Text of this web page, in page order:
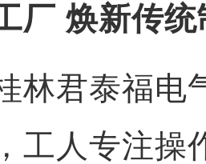
厂 焕新传统
君泰福电
工人专注操